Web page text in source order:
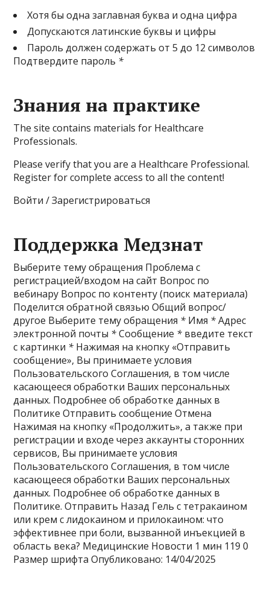
Хотя бы одна заглавная буква и одна цифра
Допускаются латинские буквы и цифры
Пароль должен содержать от 5 до 12 символов
Подтвердите пароль *
Знания на практике
The site contains materials for Healthcare
Professionals.
Please verify that you are a Healthcare Professional.
Register for complete access to all the content!
Войти / Зарегистрироваться
Поддержка Медзнат
Выберите тему обращения Проблема с
регистрацией/входом на сайт Вопрос по
вебинару Вопрос по контенту (поиск материала)
Поделится обратной связью Общий вопрос/
другое Выберите тему обращения * Имя *Адрес
электронной почты *Сообщение * введите текст
с картинки * Нажимая на кнопку «Отправить
сообщение», Вы принимаете условия
Пользовательского Соглашения, в том числе
касающееся обработки Ваших персональных
данных. Подробнее об обработке данных в
Политике Отправить сообщение Отмена
Нажимая на кнопку «Продолжить», а также при
регистрации и входе через аккаунты сторонних
сервисов, Вы принимаете условия
Пользовательского Соглашения, в том числе
касающееся обработки Ваших персональных
данных. Подробнее об обработке данных в
Политике. Отправить Назад Гель с тетракаином
или крем с лидокаином и прилокаином: что
эффективнее при боли, вызванной инъекцией в
область века? Медицинские Новости 1 мин 1190
Размер шрифтаОпубликовано: 14/04/2025